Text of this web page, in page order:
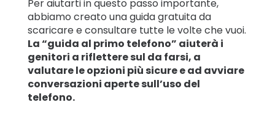
Per aiutarti in questo passo importante,
abbiamo creato una guida gratuita da
scaricare e consultare tutte le volte che vuoi.
La “guida al primo telefono” aiuterà i
genitori a riflettere sul da farsi, a
valutare le opzioni più sicure e ad avviare
conversazioni aperte sull’uso del
telefono.